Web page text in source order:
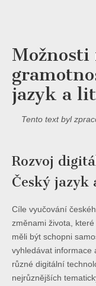
jazyk a
Tento text byl
Rozvoj
Český
Cíle vyučování
změnami života,
měli být schopni
vyhledávat informace
různé digitální
nejrůznějších